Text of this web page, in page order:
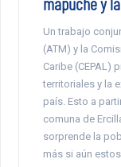
Un trabajo
(ATM) y la
Caribe (CEPAL)
territoriales y la
país. Esto a
comuna de
sorprende la
más si aún